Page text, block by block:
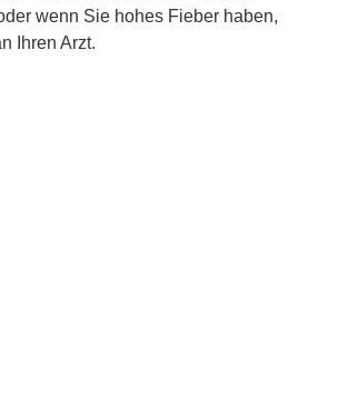
wenn Sie hohes Fieber haben,
Ihren Arzt.